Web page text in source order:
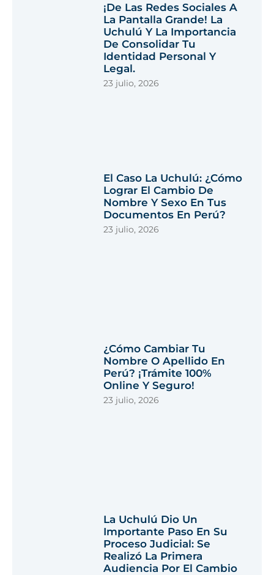
¡De Las Redes Sociales A
La Pantalla Grande! La
Uchulú Y La Importancia
De Consolidar Tu
Identidad Personal Y
Legal.
23 julio, 2026
El Caso La Uchulú: ¿Cómo
Lograr El Cambio De
Nombre Y Sexo En Tus
Documentos En Perú?
23 julio, 2026
¿Cómo Cambiar Tu
Nombre O Apellido En
Perú? ¡Trámite 100%
Online Y Seguro!
23 julio, 2026
La Uchulú Dio Un
Importante Paso En Su
Proceso Judicial: Se
Realizó La Primera
Audiencia Por El Cambio